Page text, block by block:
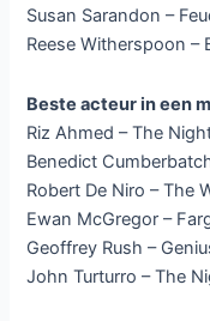
Susan Sarandon –
Reese Witherspoon –
Beste acteur in een
Riz Ahmed – The
Benedict
Robert De Niro – The
Ewan McGregor –
Geoffrey Rush –
John Turturro – The